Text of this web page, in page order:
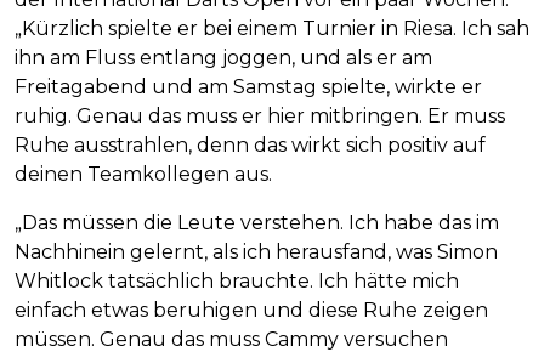
„Kürzlich spielte er bei einem Turnier in Riesa. Ich sah
ihn am Fluss entlang joggen, und als er am
Freitagabend und am Samstag spielte, wirkte er
ruhig. Genau das muss er hier mitbringen. Er muss
Ruhe ausstrahlen, denn das wirkt sich positiv auf
deinen Teamkollegen aus.
„Das müssen die Leute verstehen. Ich habe das im
Nachhinein gelernt, als ich herausfand, was Simon
Whitlock tatsächlich brauchte. Ich hätte mich
einfach etwas beruhigen und diese Ruhe zeigen
müssen. Genau das muss Cammy versuchen